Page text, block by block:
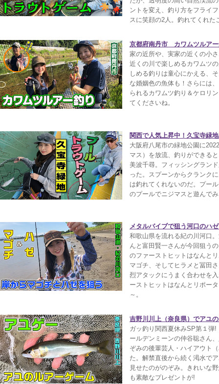
ントを変え、釣り方をフライ
スに笑顔の2人。釣れてくれ
京都府南丹市 カワムツルア
家の近所や、実家の近くの小
近くの川で楽しめるカワムツ
しめる釣りは童心にかえる、
な婚姻色の魚体も！さらには
られるカワムツ釣り＆ケロリ
てくださいね。
関西で人気上昇中！久宝寺緑
大阪府八尾市の緑地公園に
マス）を放流、釣りができる
美波千尋。フィッシングラン
った。スプーンからクランク
は釣れてくれないのだ。プー
のプールでニジマスと遊んで
メタルバイブで狙う河口のハ
和歌山県を流れる紀の川河口
んと富田賢一さんが今回狙う
のファーストヒットはなんと
マゴチ、そしてヒラメと冨田
烈アタックにうまく合わせを
ーストヒットはなんとリポー
～。
吉野川川上（奈良県）でアユ
ガッ釣り関西夏休みSP第１
ールデンミーンの仲谷聡さん
ぞみの後輩芸人・ハイアウト
た。解禁直後から続く渇水で
見せたのがのぞみ。きれいな
も素敵なプレゼントが!